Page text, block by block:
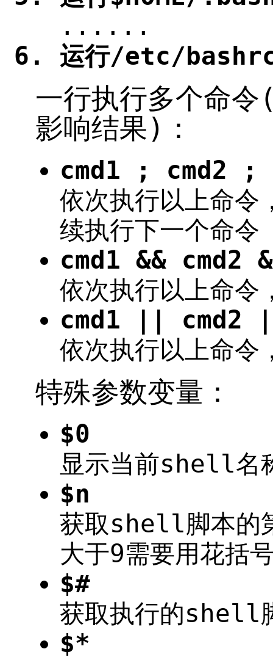
......
运行/etc/
一行执行多个命
影响结果)：
cmd1 ; cmd2 ;
依次执行以上命令
续执行下一个命令
cmd1 && cmd2
依次执行以上命令
cmd1 || cmd2
依次执行以上命令
特殊参数变量：
$0
显示当前shell名
$n
获取shell脚本的
大于9需要用花括
$#
获取执行的shell
$*